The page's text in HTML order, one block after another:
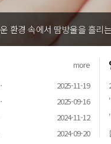
환경 속에서 땀방울을 흘리
more
2025-11-19
2025-09-16
2024-11-12
2024-09-20